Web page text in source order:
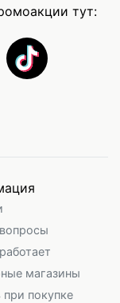
тут:
магазины
покупке